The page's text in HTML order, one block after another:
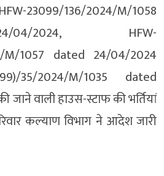
23099/136/2024/M/1058
2024, HFW-
M/1057 dated 24/04/2024
35/2024/M/1035 dated
वाली हाउस-स्टाफ की भर्तियां
कल्याण विभाग ने आदेश जारी